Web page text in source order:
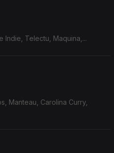
Indie, Telectu, Maquina,...
Manteau, Carolina Curry,